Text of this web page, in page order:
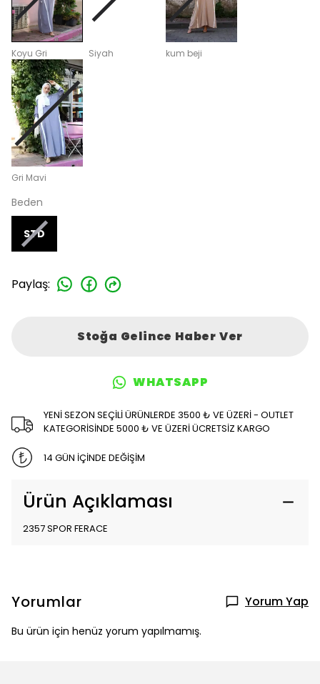
Koyu Gri Siyah kum beji
Gri Mavi
Beden
STD
Paylaş:
Stoğa Gelince Haber Ver
WHATSAPP
YENİ SEZON SEÇİLİ ÜRÜNLERDE 3500 ₺ VE ÜZERİ - OUTLET
KATEGORİSİNDE 5000 ₺ VE ÜZERİ ÜCRETSİZ KARGO
14 GÜN İÇİNDE DEĞİŞİM
Ürün Açıklaması
2357 SPOR FERACE
Yorumlar Yorum Yap
Bu ürün için henüz yorum yapılmamış.